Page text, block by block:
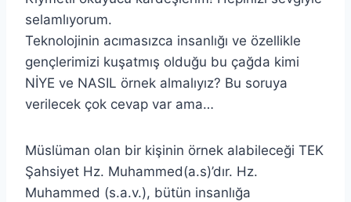
selamlıyorum.
Teknolojinin acımasızca insanlığı ve özellikle
gençlerimizi kuşatmış olduğu bu çağda kimi
NİYE ve NASIL örnek almalıyız? Bu soruya
verilecek çok cevap var ama…
Müslüman olan bir kişinin örnek alabileceği TEK
Şahsiyet Hz. Muhammed(a.s)’dır. Hz.
Muhammed (s.a.v.), bütün insanlığa